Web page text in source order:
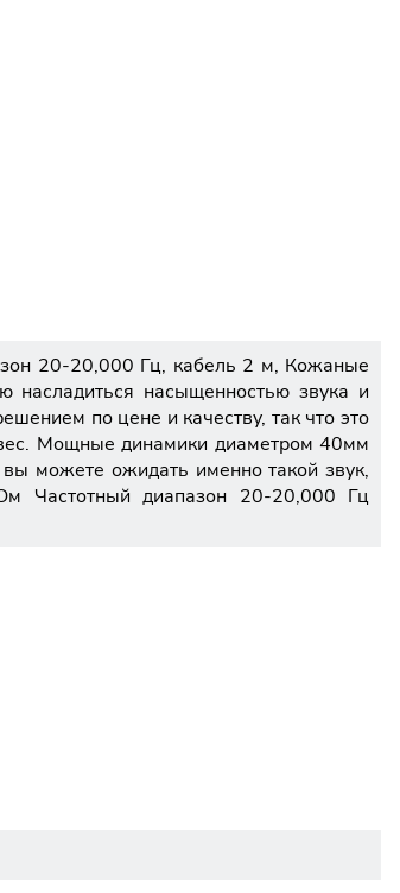
20-20,000 Гц, кабель 2 м, Кожаные
насыщенностью звука и
по цене и качеству, так что это
Мощные динамики диаметром 40мм
можете ожидать именно такой звук,
Частотный диапазон 20-20,000 Гц